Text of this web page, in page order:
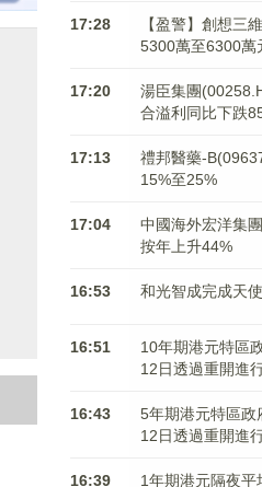
17:28
【盈警】創想三
5300萬至6300萬
17:20
湯臣集團
合溢利同比下跌
17:13
禮邦醫藥-
15%至25%
17:04
中國海外宏洋集
按年上升44%
16:53 和光智成完成天
16:51
10年期港元特區
12日透過重開進
16:43
5年期港元特區政
12日透過重開進
16:39
1年期港元隔夜